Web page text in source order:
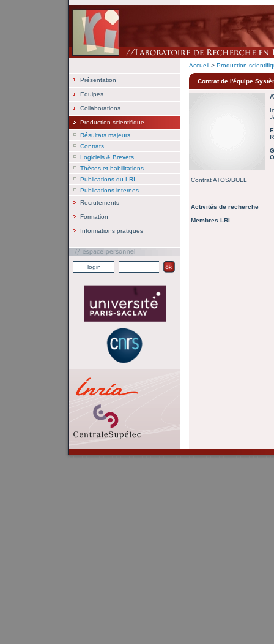
Accueil > Production
Présentation
Equipes
Collaborations
Production scientifique
Résultats majeurs
Contrats
Logiciels & Brevets
Thèses et habilitations
Publications du LRI
Publications internes
Recrutements
Formation
Informations pratiques
Contrat de l'équipe
Contrat ATOS/BULL
Activités de recherche
Membres LRI